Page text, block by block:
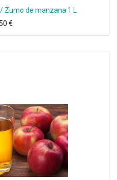
Zumo de manzana 1 L
€